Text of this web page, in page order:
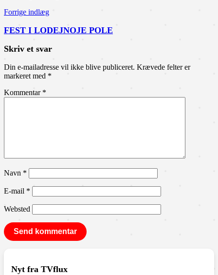
Forrige indlæg
FEST I LODEJNOJE POLE
Skriv et svar
Din e-mailadresse vil ikke blive publiceret. Krævede felter er
markeret med *
Kommentar *
Navn *
E-mail *
Websted
Nyt fra TVflux